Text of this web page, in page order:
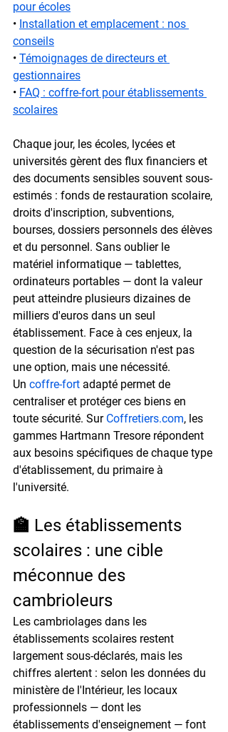
pour écoles
• Installation et emplacement : nos
conseils
• Témoignages de directeurs et
gestionnaires
• FAQ : coffre-fort pour établissements
scolaires
Chaque jour, les écoles, lycées et
universités gèrent des flux financiers et
des documents sensibles souvent sous-
estimés : fonds de restauration scolaire,
droits d'inscription, subventions,
bourses, dossiers personnels des élèves
et du personnel. Sans oublier le
matériel informatique — tablettes,
ordinateurs portables — dont la valeur
peut atteindre plusieurs dizaines de
milliers d'euros dans un seul
établissement. Face à ces enjeux, la
question de la sécurisation n'est pas
une option, mais une nécessité.
Un coffre-fort adapté permet de
centraliser et protéger ces biens en
toute sécurité. Sur Coffretiers.com, les
gammes Hartmann Tresore répondent
aux besoins spécifiques de chaque type
d'établissement, du primaire à
l'université.
🏫 Les établissements
scolaires : une cible
méconnue des
cambrioleurs
Les cambriolages dans les
établissements scolaires restent
largement sous-déclarés, mais les
chiffres alertent : selon les données du
ministère de l'Intérieur, les locaux
professionnels — dont les
établissements d'enseignement — font